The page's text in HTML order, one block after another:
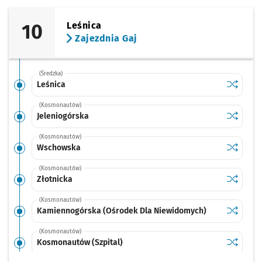
10
Leśnica
Zajezdnia Gaj
(Średzka)
Leśnica Sprawdź
Leśnica
(Kosmonautów)
Jeleniogórska Sprawdź
(Kosmonautów)
Wschowska Sprawdź
(Kosmonautów)
Złotnicka Sprawdź
Złotnicka
(Kosmonautów)
Kamiennogórska (Ośrodek Dla Niewidomych) Sprawdź
(Kosmonautów)
Kosmonautów (Szpital) Sprawdź